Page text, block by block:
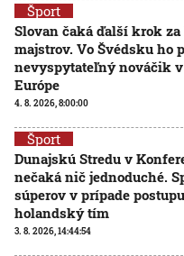
Šport
Slovan čaká ďalší krok za
majstrov. Vo Švédsku ho
nevyspytateľný nováčik
Európe
4. 8. 2026, 8:00:00
Šport
Dunajskú Stredu v
nečaká nič jednoduché.
súperov v prípade
holandský tím
3. 8. 2026, 14:44:54